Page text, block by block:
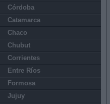
Córdoba
Catamarca
Chaco
Chubut
Corrientes
Entre Ríos
Formosa
Jujuy